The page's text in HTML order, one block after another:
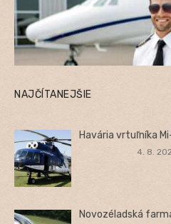
NAJČÍTANEJŠIE
Havária vrtuľníka
4. 8.
Novozéladská